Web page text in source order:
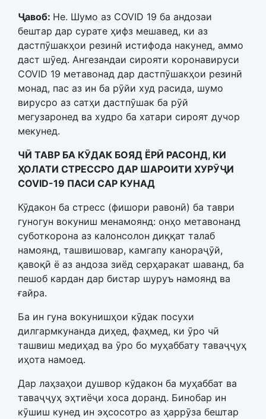
Ҷавоб: Не. Шумо аз COVID 19 ба андозаи
бештар дар сурате ҳифз мешавед, ки аз
дастпӯшакҳои резинӣ истифода накунед, аммо
даст шӯед. Ангезандаи сирояти коронавируси
COVID 19 метавонад дар дастпӯшакҳои резинӣ
монад, пас аз ин ба рӯйи худ расида, шумо
вирусро аз сатҳи дастпӯшак ба рӯй
мегузаронед ва худро ба хатари сироят дучор
мекунед.
ЧӢ ТАВР БА КӮДАК БОЯД ЁРӢ РАСОНД, КИ
ҲОЛАТИ СТРЕССРО ДАР ШАРОИТИ ХУРӮҶИ
COVID-19 ПАСИ САР КУНАД
Кӯдакон ба стресс (фишори равонӣ) ба таври
гуногун вокуниш менамоянд: онҳо метавонанд
суботкорона аз калонсолон диққат талаб
намоянд, ташвишовар, камгапу канораҷӯй,
қавоқӣ ё аз андоза зиёд серҳаракат шаванд, ба
пешоб кардан дар бистар шуруъ намоянд ва
ғайра.
Ба ин гуна вокунишҳои кӯдак посухи
дилгармкунанда диҳед, фаҳмед, ки ӯро чӣ
ташвиш медиҳад ва ӯро бо муҳаббату таваҷҷуҳ
иҳота намоед.
Дар лаҳзаҳои душвор кӯдакон ба муҳаббат ва
таваҷҷуҳ эҳтиёҷи хоса доранд. Бинобар ин
кӯшиш кунед ин эҳсосотро аз ҳаррӯза бештар